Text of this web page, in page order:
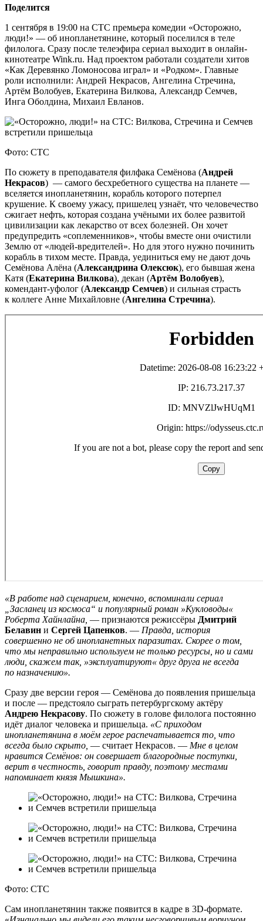
Поделится
1 сентября в 19:00 на СТС премьера комедии «Осторожно,
люди!» — об инопланетянине, который поселился в теле
филолога. Сразу после телеэфира сериал выходит в онлайн-
кинотеатре Wink.ru. Над проектом работали создатели хитов
«Как Деревянко Ломоносова играл» и «Родком». Главные
роли исполнили: Андрей Некрасов, Ангелина Стречина,
Артём Волобуев, Екатерина Вилкова, Александр Семчев,
Инга Оболдина, Михаил Евланов.
Фото: СТС
По сюжету в преподавателя филфака Семёнова (Андрей
Некрасов) — самого бесхребетного существа на планете —
вселяется инопланетянин, корабль которого потерпел
крушение. К своему ужасу, пришелец узнаёт, что человечество
сжигает нефть, которая создана учёными их более развитой
цивилизации как лекарство от всех болезней. Он хочет
предупредить «соплеменников», чтобы вместе они очистили
Землю от «людей-вредителей». Но для этого нужно починить
корабль в тихом месте. Правда, уединиться ему не дают дочь
Семёнова Алёна (Александрина Олексюк), его бывшая жена
Катя (Екатерина Вилкова), декан (Артём Волобуев),
комендант-уфолог (Александр Семчев) и сильная страсть
к коллеге Анне Михайловне (Ангелина Стречина).
«В работе над сценарием, конечно, вспоминали сериал
Засланец из космоса“ и популярный роман »Кукловоды«
Роберта Хайнлайна, — признаются режиссёры Дмитрий
Белавин и Сергей Цапенков. — Правда, история
совершенно не об инопланетных паразитах. Скорее о том,
что мы неправильно используем не только ресурсы, но и сами
люди, скажем так, »эксплуатируют« друг друга не всегда
по назначению».
Сразу две версии героя — Семёнова до появления пришельца
и после — предстояло сыграть петербургскому актёру
Андрею Некрасову. По сюжету в голове филолога постоянно
идёт диалог человека и пришельца. «С приходом
инопланетянина в моём герое распечатывается то, что
всегда было скрыто, — считает Некрасов. — Мне в целом
нравится Семёнов: он совершает благородные поступки,
верит в честность, говорит правду, поэтому местами
напоминает князя Мышкина».
Фото: СТС
Сам инопланетянин также появится в кадре в 3D-формате.